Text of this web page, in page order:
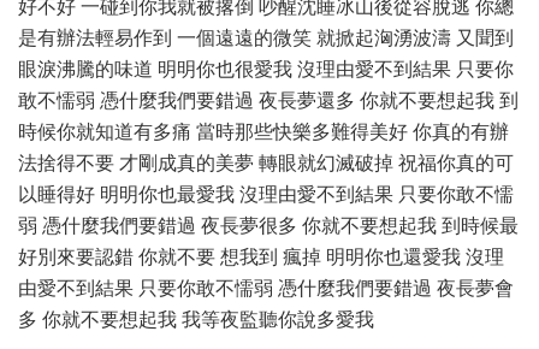
好不好 一碰到你我就被撂倒 吵醒沈睡冰山後從容脫逃 你總
是有辦法輕易作到 一個遠遠的微笑 就掀起洶湧波濤 又聞到
眼淚沸騰的味道 明明你也很愛我 沒理由愛不到結果 只要你
敢不懦弱 憑什麼我們要錯過 夜長夢還多 你就不要想起我 到
時候你就知道有多痛 當時那些快樂多難得美好 你真的有辦
法捨得不要 才剛成真的美夢 轉眼就幻滅破掉 祝福你真的可
以睡得好 明明你也最愛我 沒理由愛不到結果 只要你敢不懦
弱 憑什麼我們要錯過 夜長夢很多 你就不要想起我 到時候最
好別來要認錯 你就不要 想我到 瘋掉 明明你也還愛我 沒理
由愛不到結果 只要你敢不懦弱 憑什麼我們要錯過 夜長夢會
多 你就不要想起我 我等夜監聽你說多愛我